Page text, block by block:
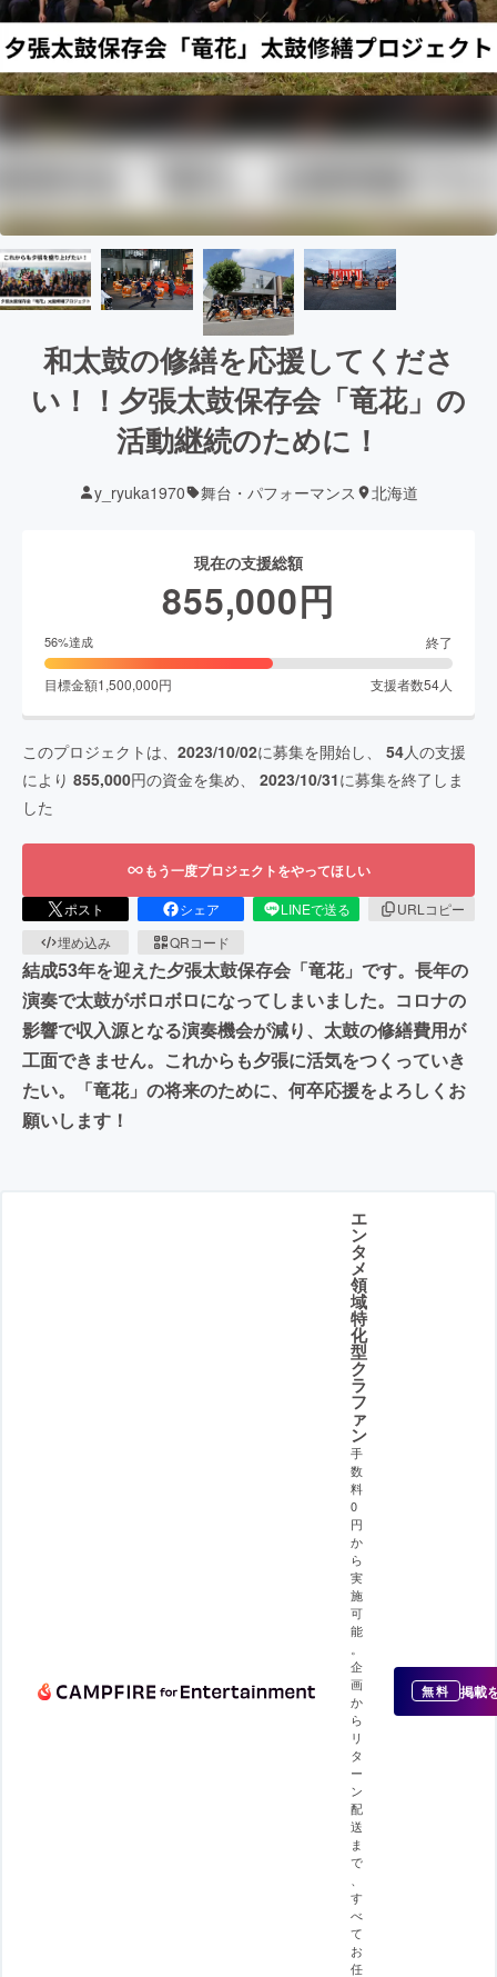
和太鼓の修繕を応援してくださ
い！！夕張太鼓保存会「竜花」の
活動継続のために！
y_ryuka1970 舞台・パフォーマンス 北海道
現在の支援総額
855,000円
56%達成 終了
目標金額1,500,000円 支援者数54人
このプロジェクトは、 2023/10/02に募集を開始し、 54人の支援
により 855,000円の資金を集め、 2023/10/31に募集を終了しま
した
もう一度プロジェクトをやってほしい
ポスト シェア LINEで送る
URLコピー
埋め込み
QRコード
結成53年を迎えた夕張太鼓保存会「竜花」です。長年の
演奏で太鼓がボロボロになってしまいました。コロナの
影響で収入源となる演奏機会が減り、太鼓の修繕費用が
工面できません。これからも夕張に活気をつくっていき
たい。「竜花」の将来のために、何卒応援をよろしくお
願いします！
エ
ン
タ
メ
領
域
特
化
型
ク
ラ
フ
ァ
ン
手
数
料
0
円
か
ら
実
施
可
能
企
画
か
ら
リ
タ
ー
ン
配
送
ま
で
す
べ
て
お
任
無料 掲載